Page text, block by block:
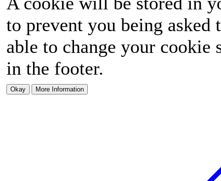
to prevent you being
able to change your
in the footer.